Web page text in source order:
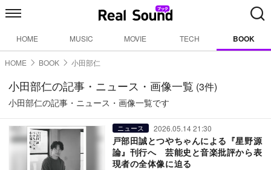
HOME MUSIC MOVIE TECH BOOK
HOME BOOK 小田部仁
小田部仁の記事・ニュース・画像一覧 (3件)
小田部仁の記事・ニュース・画像一覧です
ニュース 2026.05.14 21:30
戸部田誠とつやちゃんによる『星野源
論』刊行へ 芸能史と音楽批評から表
現者の全体像に迫る